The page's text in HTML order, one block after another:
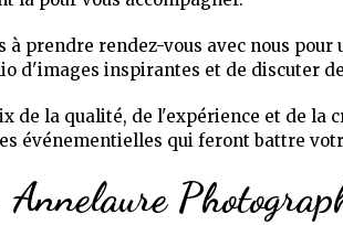
à prendre rendez-vous avec nous
d'images inspirantes et de discuter
de la qualité, de l'expérience et de la
événementielles qui feront battre